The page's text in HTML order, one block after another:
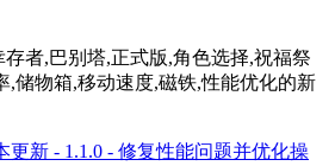
存者,巴别塔,正式版,角色选择,祝福祭
,储物箱,移动速度,磁铁,性能优化的新
更新 - 1.1.0 - 修复性能问题并优化操